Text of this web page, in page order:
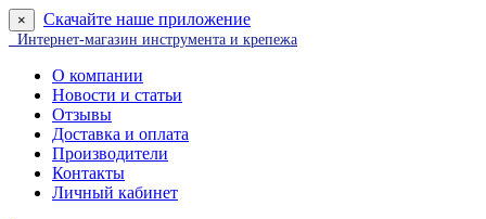
× Скачайте наше приложение
Интернет-магазин инструмента и крепежа
О компании
Новости и статьи
Отзывы
Доставка и оплата
Производители
Контакты
Личный кабинет